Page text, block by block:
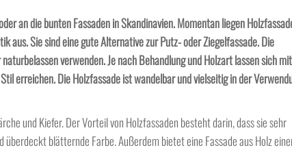
an die bunten Fassaden in Skandinavien. Momentan liegen
aus. Sie sind eine gute Alternative zur Putz- oder Ziegelfassade. Die
verwenden. Je nach Behandlung und Holzart lassen sich
erreichen. Die Holzfassade ist wandelbar und vielseitig in der
und Kiefer. Der Vorteil von Holzfassaden besteht darin, dass sie sehr
blätternde Farbe. Außerdem bietet eine Fassade aus Holz